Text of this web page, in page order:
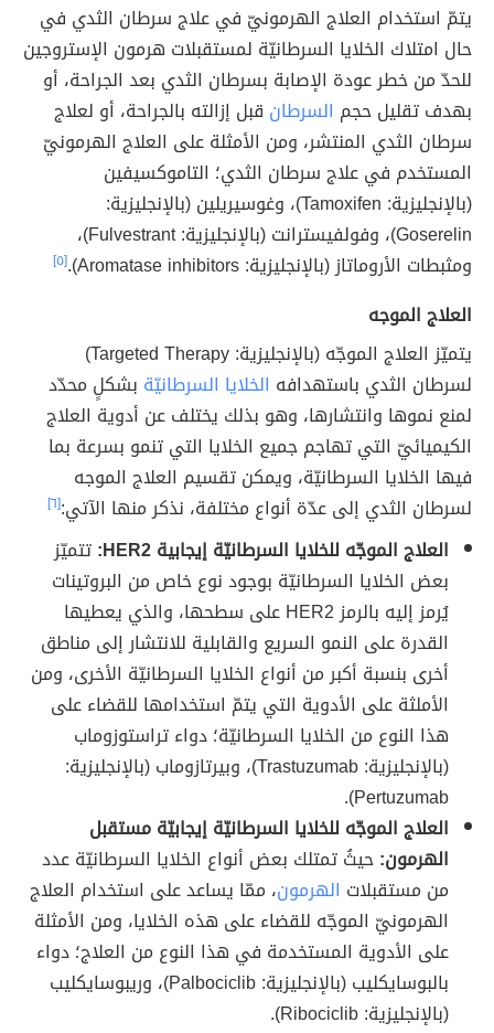
يتمّ استخدام العلاج الهرمونيّ في علاج سرطان الثدي في
حال امتلاك الخلايا السرطانيّة لمستقبلات هرمون الإستروجين
للحدّ من خطر عودة الإصابة بسرطان الثدي بعد الجراحة، أو
بهدف تقليل حجم السرطان قبل إزالته بالجراحة، أو لعلاج
سرطان الثدي المنتشر، ومن الأمثلة على العلاج الهرمونيّ
المستخدم في علاج سرطان الثدي؛ التاموكسيفين
(بالإنجليزية: Tamoxifen)، وغوسيريلين (بالإنجليزية:
Goserelin)، وفولفيسترانت (بالإنجليزية: Fulvestrant)،
ومثبطات الأروماتاز (بالإنجليزية: Aromatase inhibitors).
[٥]
العلاج الموجه
يتميّز العلاج الموجّه (بالإنجليزية: Targeted Therapy)
لسرطان الثدي باستهدافه الخلايا السرطانيّة بشكلٍ محدّد
لمنع نموها وانتشارها، وهو بذلك يختلف عن أدوية العلاج
الكيميائيّ التي تهاجم جميع الخلايا التي تنمو بسرعة بما
فيها الخلايا السرطانيّة، ويمكن تقسيم العلاج الموجه
لسرطان الثدي إلى عدّة أنواع مختلفة، نذكر منها الآتي:[٦]
العلاج الموجّه للخلايا السرطانيّة إيجابية HER2:
تتميّز
بعض الخلايا السرطانيّة بوجود نوع خاص من البروتينات
يُرمز إليه بالرمز HER2 على سطحها، والذي يعطيها
القدرة على النمو السريع والقابلية للانتشار إلى مناطق
أخرى بنسبة أكبر من أنواع الخلايا السرطانيّة الأخرى، ومن
الأملثة على الأدوية التي يتمّ استخدامها للقضاء على
هذا النوع من الخلايا السرطانيّة؛ دواء تراستوزوماب
(بالإنجليزية: Trastuzumab)، وبيرتازوماب (بالإنجليزية:
Pertuzumab).
العلاج الموجّه للخلايا السرطانيّة إيجابيّة مستقبل
الهرمون:حيثُ تمتلك بعض أنواع الخلايا السرطانيّة عدد
من مستقبلات الهرمون، ممّا يساعد على استخدام العلاج
الهرمونيّ الموجّه للقضاء على هذه الخلايا، ومن الأمثلة
على الأدوية المستخدمة في هذا النوع من العلاج؛ دواء
بالبوسايكليب (بالإنجليزية: Palbociclib)، وريبوسايكليب
(بالإنجليزية: Ribociclib).